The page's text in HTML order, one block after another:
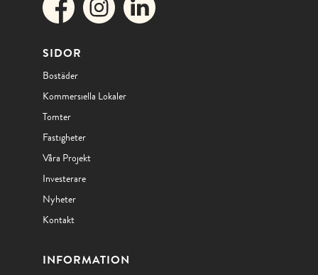
SIDOR
Bostäder
Kommersiella Lokaler
Tomter
Fastigheter
Våra Projekt
Investerare
Nyheter
Kontakt
INFORMATION